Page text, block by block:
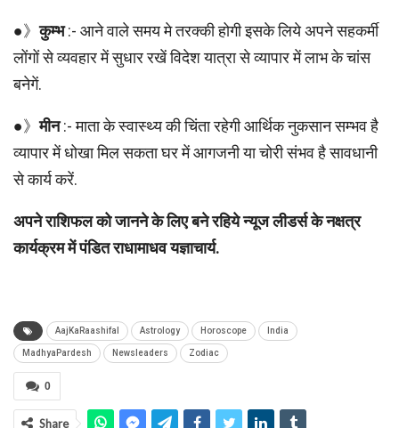
●》कुम्भ:- आने वाले समय मे तरक्की होगी इसके लिये अपने सहकर्मी
लोंगों से व्यवहार में सुधार रखें विदेश यात्रा से व्यापार में लाभ के चांस
बनेगें.
●》मीन:- माता के स्वास्थ्य की चिंता रहेगी आर्थिक नुकसान सम्भव है
व्यापार में धोखा मिल सकता घर में आगजनी या चोरी संभव है सावधानी
से कार्य करें.
अपने राशिफल को जानने के लिए बने रहिये न्यूज लीडर्स के नक्षत्र
कार्यक्रम में पंडित राधामाधव यज्ञाचार्य.
AajKaRaashifal Astrology Horoscope India
MadhyaPardesh Newsleaders Zodiac
0
Share